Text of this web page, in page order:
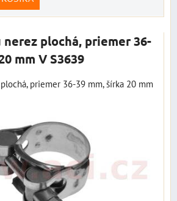
plochá, priemer 36-
mm V S3639
priemer 36-39 mm, šírka 20 mm